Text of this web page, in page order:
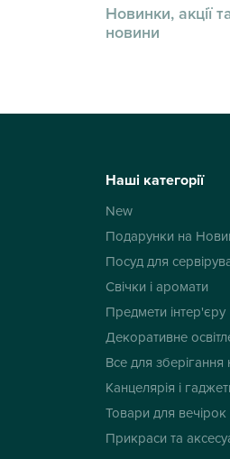
Новинки, акції
новини
Наші категорії
New
Подарунки на
Посуд для
Свічки і аромати
Предмети інтер'єру
Декоративне
Все для зберігання
Канцелярія і
Товари для вечірок
Прикраси та